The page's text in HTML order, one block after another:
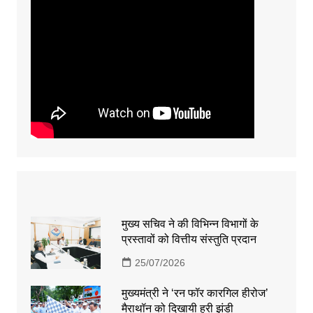
मुख्य सचिव ने की विभिन्न विभागों के
प्रस्तावों को वित्तीय संस्तुति प्रदान
25/07/2026
मुख्यमंत्री ने ‘रन फॉर कारगिल हीरोज’
मैराथॉन को दिखायी हरी झंडी